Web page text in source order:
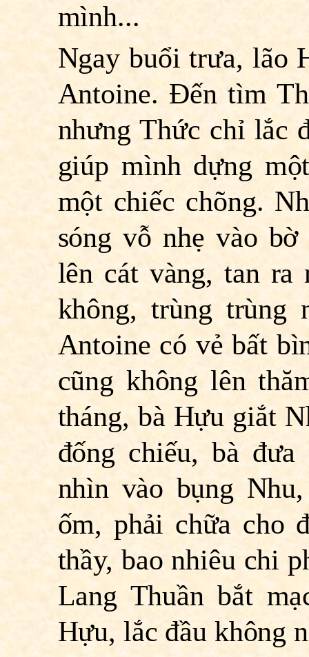
mình...
Ngay buổi trưa, lão
Antoine. Ðến tìm
nhưng Thức chỉ lắc
giúp mình dựng
một chiếc chõng.
sóng vỗ nhẹ vào
lên cát vàng, tan ra
không, trùng trùng
Antoine có vẻ bất
cũng không lên
tháng, bà Hựu giắt
đống chiếu, bà
nhìn vào bụng
ốm, phải chữa cho
thầy, bao nhiêu chi
Lang Thuần bắt
Hựu, lắc đầu không